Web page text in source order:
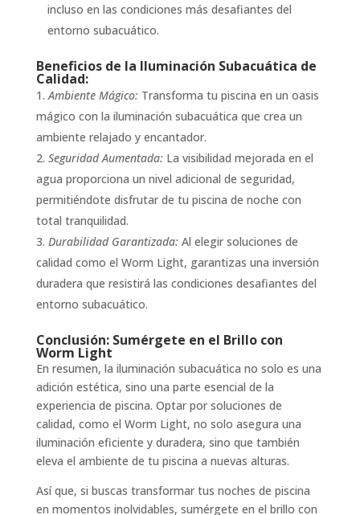
incluso en las condiciones más desafiantes del
entorno subacuático.
Beneficios de la Iluminación Subacuática de
Calidad:
Ambiente Mágico:Transforma tu piscina en un oasis
mágico con la iluminación subacuática que crea un
ambiente relajado y encantador.
Seguridad Aumentada:La visibilidad mejorada en el
agua proporciona un nivel adicional de seguridad,
permitiéndote disfrutar de tu piscina de noche con
total tranquilidad.
Durabilidad Garantizada:Al elegir soluciones de
calidad como el Worm Light, garantizas una inversión
duradera que resistirá las condiciones desafiantes del
entorno subacuático.
Conclusión: Sumérgete en el Brillo con
Worm Light
En resumen, la iluminación subacuática no solo es una
adición estética, sino una parte esencial de la
experiencia de piscina. Optar por soluciones de
calidad, como el Worm Light, no solo asegura una
iluminación eficiente y duradera, sino que también
eleva el ambiente de tu piscina a nuevas alturas.
Así que, si buscas transformar tus noches de piscina
en momentos inolvidables, sumérgete en el brillo con